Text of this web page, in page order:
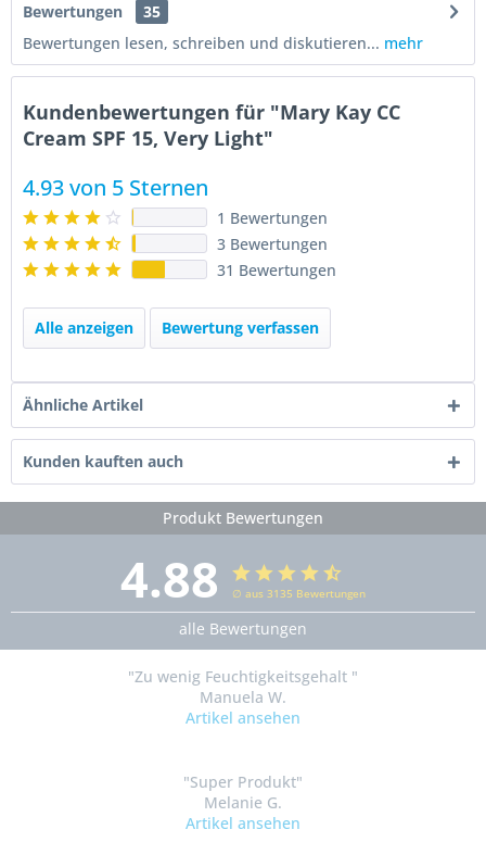
Bewertungen
35
Bewertungen lesen, schreiben und diskutieren... mehr
Kundenbewertungen für "Mary Kay CC
Cream SPF 15, Very Light"
4.93 von 5 Sternen
1 Bewertungen
3 Bewertungen
31 Bewertungen
Alle anzeigen Bewertung verfassen
Ähnliche Artikel
Kunden kauften auch
Produkt Bewertungen
4.88 ∅ aus 3135 Bewertungen
alle Bewertungen
"Zu wenig Feuchtigkeitsgehalt "
Manuela W.
Artikel ansehen
"Super Produkt"
Melanie G.
Artikel ansehen